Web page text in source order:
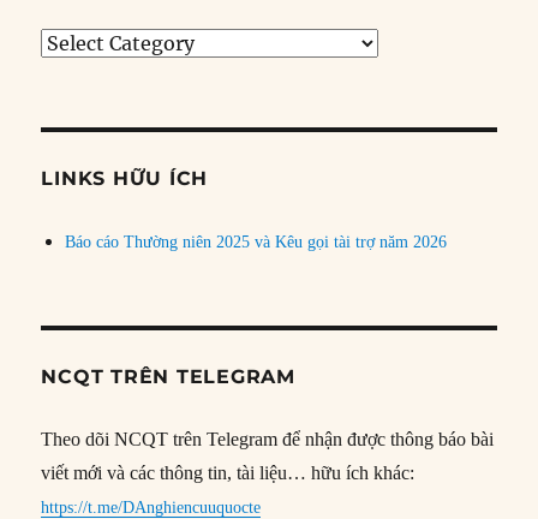
Tìm
đề
LINKS HỮU ÍCH
Báo cáo Thường niên 2025 và Kêu gọi tài trợ năm 2026
NCQT TRÊN TELEGRAM
Theo dõi NCQT trên Telegram để nhận được thông báo bài
viết mới và các thông tin, tài liệu… hữu ích khác:
https://t.me/DAnghiencuuquocte